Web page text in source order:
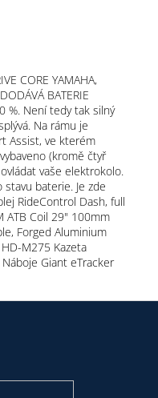
CORE YAMAHA,
BATERIE
%. Není tedy tak silný
Na rámu je
Assist, ve kterém
(kromě čtyř
vaše elektrokolo.
baterie. Je zde
RideControl Dash, full
ATB Coil 29" 100mm
Forged Aluminium
M275 Kazeta
Giant eTracker